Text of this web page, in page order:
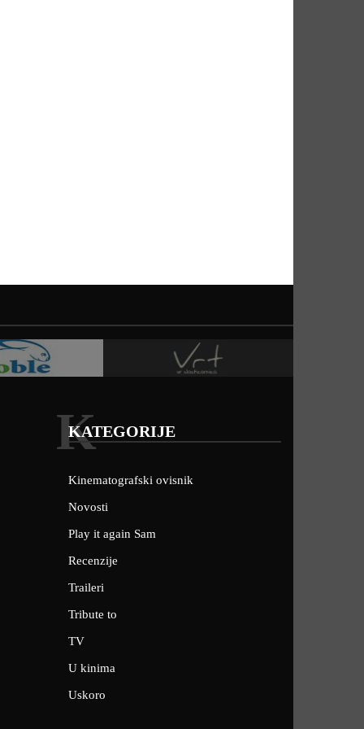
KATEGORIJE
K
Kinematografski ovisnik
Novosti
Play it again Sam
Recenzije
Traileri
Tribute to
TV
U kinima
Uskoro